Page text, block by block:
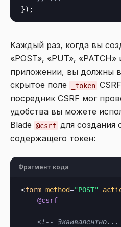
Каждый раз, когда вы
«POST», «PUT»,
приложении, вы должны
скрытое поле
_token
посредник CSRF мог
удобства вы можете
Blade @csrf для создания
содержащего токен:
Фрагмент кода
<form method="POST"
@csrf
<!--